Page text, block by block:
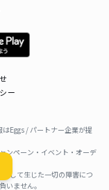
ー
Eggs / パートナー企業が提
ンペーン・イベント・オーデ
して生じた一切の障害につ
いません。